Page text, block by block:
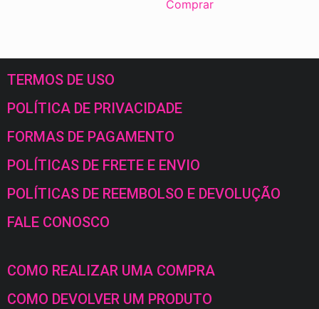
Comprar
TERMOS DE USO
POLÍTICA DE PRIVACIDADE
FORMAS DE PAGAMENTO
POLÍTICAS DE FRETE E ENVIO
POLÍTICAS DE REEMBOLSO E DEVOLUÇÃO
FALE CONOSCO
COMO REALIZAR UMA COMPRA
COMO DEVOLVER UM PRODUTO